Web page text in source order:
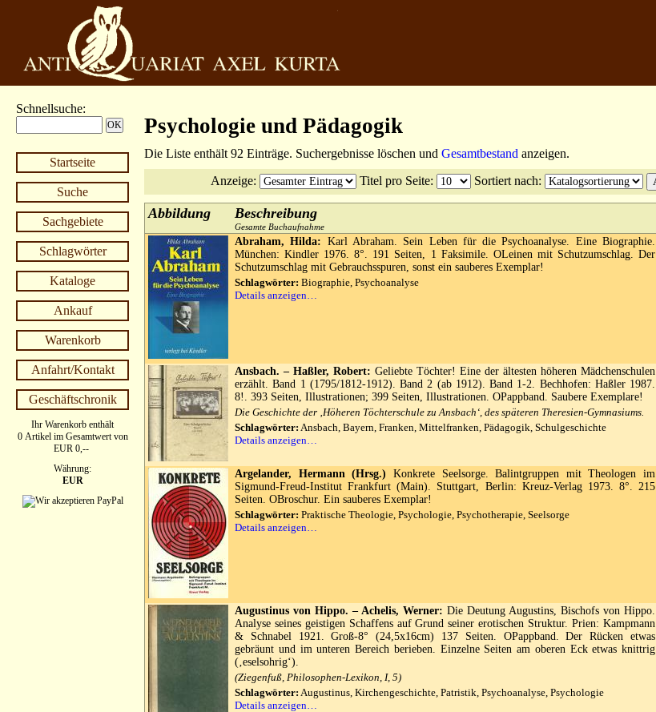
Schnellsuche:
Startseite
Suche
Sachgebiete
Schlagwörter
Kataloge
Ankauf
Warenkorb
Anfahrt/Kontakt
Geschäftschronik
Ihr Warenkorb enthält
0 Artikel im Gesamtwert von
EUR 0,--
Währung:
EUR
Psychologie und Pädagogik
Die Liste enthält 92 Einträge. Suchergebnisse löschen und Gesamtbestand anzeigen.
Anzeige: Titel pro Seite: Sortiert nach:
Abbildung Beschreibung
Gesamte Buchaufnahme
Abraham, Hilda: Karl Abraham. Sein Leben für die Psychoanalyse. Eine Biographie.
München: Kindler 1976. 8°. 191 Seiten, 1 Faksimile. OLeinen mit Schutzumschlag. Der
Schutzumschlag mit Gebrauchsspuren, sonst ein sauberes Exemplar!
Schlagwörter: Biographie, Psychoanalyse
Details anzeigen…
Ansbach. – Haßler, Robert: Geliebte Töchter! Eine der ältesten höheren Mädchenschulen
erzählt. Band 1 (1795/1812-1912). Band 2 (ab 1912). Band 1-2. Bechhofen: Haßler 1987.
8!. 393 Seiten, Illustrationen; 399 Seiten, Illustrationen. OPappband. Saubere Exemplare!
Die Geschichte der ‚Höheren Töchterschule zu Ansbach‘, des späteren Theresien-Gymnasiums.
Schlagwörter: Ansbach, Bayern, Franken, Mittelfranken, Pädagogik, Schulgeschichte
Details anzeigen…
Argelander, Hermann (Hrsg.) Konkrete Seelsorge. Balintgruppen mit Theologen im
Sigmund-Freud-Institut Frankfurt (Main). Stuttgart, Berlin: Kreuz-Verlag 1973. 8°. 215
Seiten. OBroschur. Ein sauberes Exemplar!
Schlagwörter: Praktische Theologie, Psychologie, Psychotherapie, Seelsorge
Details anzeigen…
Augustinus von Hippo. – Achelis, Werner: Die Deutung Augustins, Bischofs von Hippo.
Analyse seines geistigen Schaffens auf Grund seiner erotischen Struktur. Prien: Kampmann
& Schnabel 1921. Groß-8° (24,5x16cm) 137 Seiten. OPappband. Der Rücken etwas
gebräunt und im unteren Bereich berieben. Einzelne Seiten am oberen Eck etwas knittrig
(‚eselsohrig‘).
(Ziegenfuß, Philosophen-Lexikon, I, 5)
Schlagwörter: Augustinus, Kirchengeschichte, Patristik, Psychoanalyse, Psychologie
Details anzeigen…